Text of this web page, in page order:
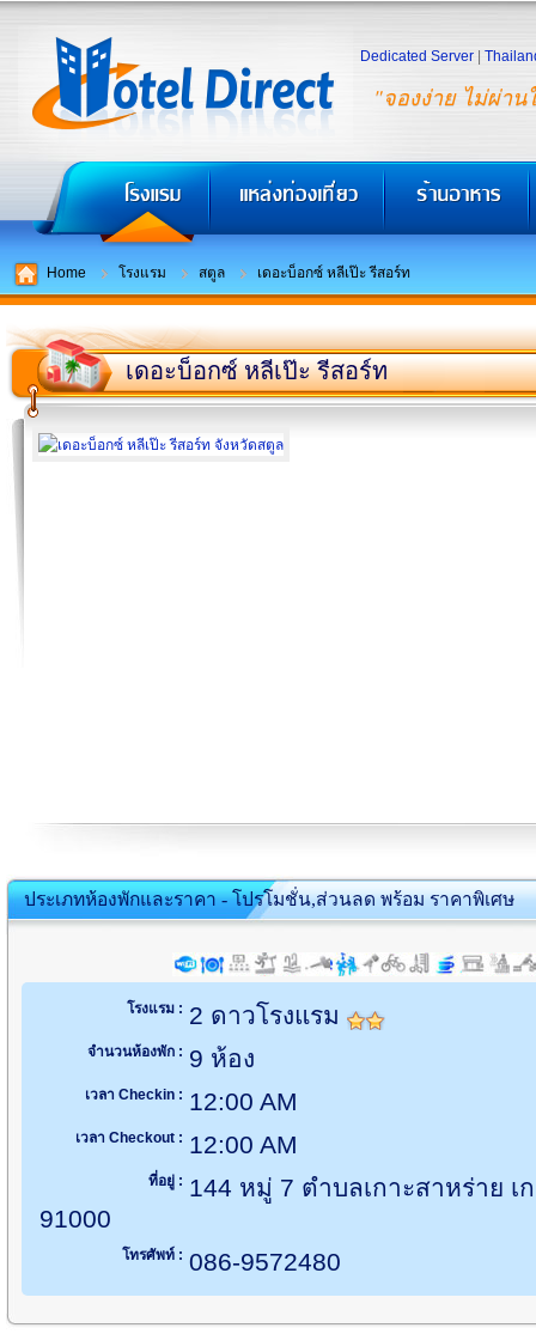
"จองง่าย ไม่ผ่าน
Dedicated Server
Home โรงแรม สตูล เดอะบ็อกซ์ หลีเป๊ะ รีสอร์ท
เดอะบ็อกซ์ หลีเป๊ะ รีสอร์ท
ประเภทห้องพักและราคา - โปรโมชั่น,ส่วนลด พร้อม ราคาพิเศษ
โรงแรม : 2 ดาวโรงแรม
จำนวนห้องพัก : 9 ห้อง
เวลา Checkin : 12:00 AM
เวลา Checkout : 12:00 AM
ที่อยู่ : 144 หมู่ 7 ตำบลเกาะสาหร่าย เ
91000
โทรศัพท์ : 086-9572480